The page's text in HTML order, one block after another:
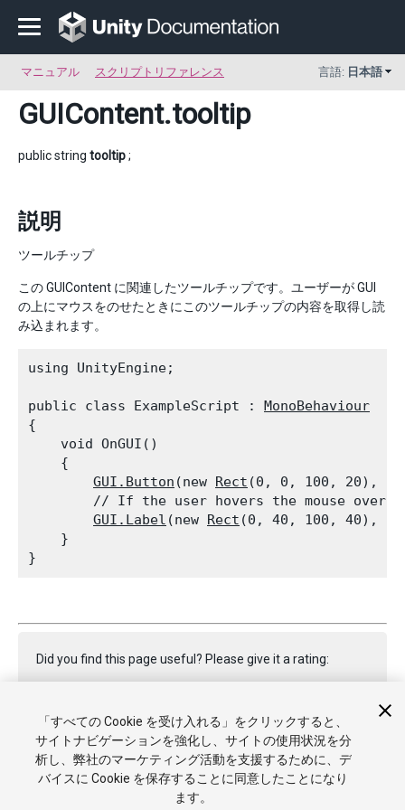
マニュアル スクリプトリファレンス 言語: 日本語
GUIContent.tooltip
public string tooltip;
説明
ツールチップ
この GUIContent に関連したツールチップです。ユーザーが GUI
の上にマウスをのせたときにこのツールチップの内容を取得し読
み込まれます。
using UnityEngine;
public class ExampleScript : MonoBehaviour
{
    void OnGUI()
    {
GUI.Button (new Rect (0, 0, 100, 20),
// If the user hovers the mouse over
GUI.Label (new Rect (0, 40, 100, 40),
    }
Did you find this page useful? Please give it a rating:
Report a problem on this page
「すべての Cookie を受け入れる」をクリックすると、
サイトナビゲーションを強化し、サイトの使用状況を分
析し、弊社のマーケティング活動を支援するために、デ
バイスに Cookie を保存することに同意したことになり
ます。